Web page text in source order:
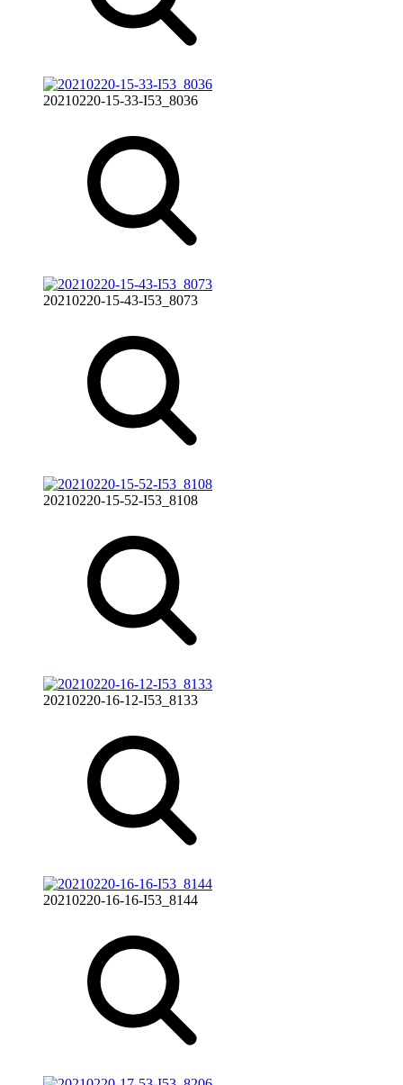
20210220-15-33-I53_8036
20210220-15-43-I53_8073
20210220-15-52-I53_8108
20210220-16-12-I53_8133
20210220-16-16-I53_8144